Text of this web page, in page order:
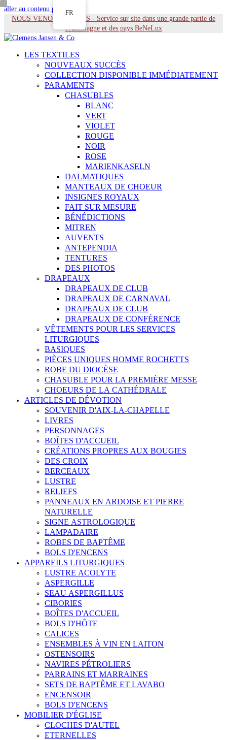
aller au contenu principal
NOUS VENONS À VOUS - Service sur site dans une grande partie de
l'Allemagne et des pays BeNeLux
LES TEXTILES
NOUVEAUX SUCCÈS
COLLECTION DISPONIBLE IMMÉDIATEMENT
PARAMENTS
CHASUBLES
BLANC
VERT
VIOLET
ROUGE
NOIR
ROSE
MARIENKASELN
DALMATIQUES
MANTEAUX DE CHOEUR
INSIGNES ROYAUX
FAIT SUR MESURE
BÉNÉDICTIONS
MITREN
AUVENTS
ANTEPENDIA
TENTURES
DES PHOTOS
DRAPEAUX
DRAPEAUX DE CLUB
DRAPEAUX DE CARNAVAL
DRAPEAUX DE CLUB
DRAPEAUX DE CONFÉRENCE
VÊTEMENTS POUR LES SERVICES
LITURGIQUES
BASIQUES
PIÈCES UNIQUES HOMME ROCHETTS
ROBE DU DIOCÈSE
CHASUBLE POUR LA PREMIÈRE MESSE
CHOEURS DE LA CATHÉDRALE
ARTICLES DE DÉVOTION
SOUVENIR D'AIX-LA-CHAPELLE
LIVRES
PERSONNAGES
BOÎTES D'ACCUEIL
CRÉATIONS PROPRES AUX BOUGIES
DES CROIX
BERCEAUX
LUSTRE
RELIEFS
PANNEAUX EN ARDOISE ET PIERRE
NATURELLE
SIGNE ASTROLOGIQUE
LAMPADAIRE
ROBES DE BAPTÊME
BOLS D'ENCENS
APPAREILS LITURGIQUES
LUSTRE ACOLYTE
ASPERGILLE
SEAU ASPERGILLUS
CIBORIES
BOÎTES D'ACCUEIL
BOLS D'HÔTE
CALICES
ENSEMBLES À VIN EN LAITON
OSTENSOIRS
NAVIRES PÉTROLIERS
PARRAINS ET MARRAINES
SETS DE BAPTÊME ET LAVABO
ENCENSOIR
BOLS D'ENCENS
MOBILIER D'ÉGLISE
CLOCHES D'AUTEL
ETERNELLES
FR